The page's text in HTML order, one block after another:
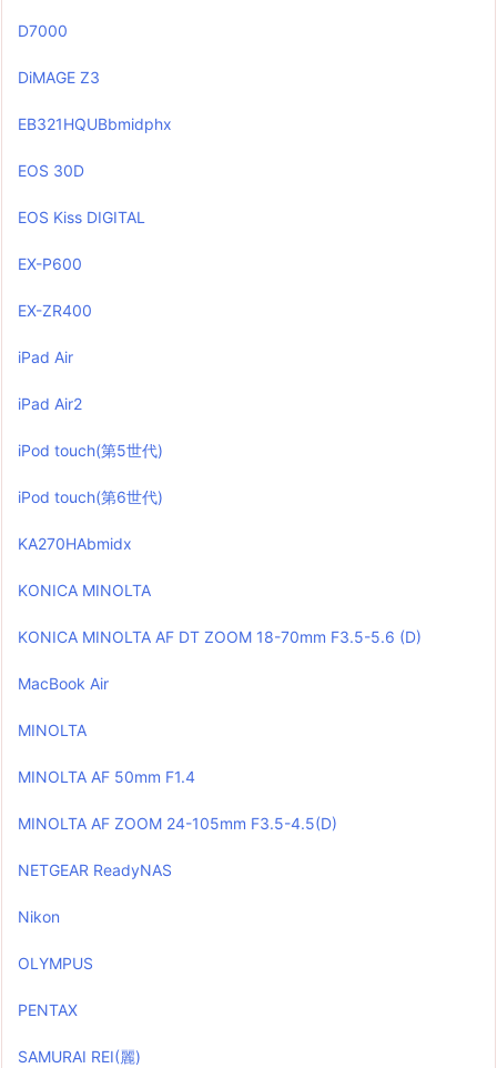
D7000
DiMAGE Z3
EB321HQUBbmidphx
EOS 30D
EOS Kiss DIGITAL
EX-P600
EX-ZR400
iPad Air
iPad Air2
iPod touch(第5世代)
iPod touch(第6世代)
KA270HAbmidx
KONICA MINOLTA
KONICA MINOLTA AF DT ZOOM 18-70mm F3.5-5.6 (D)
MacBook Air
MINOLTA
MINOLTA AF 50mm F1.4
MINOLTA AF ZOOM 24-105mm F3.5-4.5(D)
NETGEAR ReadyNAS
Nikon
OLYMPUS
PENTAX
SAMURAI REI(麗)